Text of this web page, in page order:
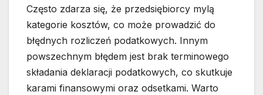
Często zdarza się, że przedsiębiorcy mylą
kategorie kosztów, co może prowadzić do
błędnych rozliczeń podatkowych. Innym
powszechnym błędem jest brak terminowego
składania deklaracji podatkowych, co skutkuje
karami finansowymi oraz odsetkami. Warto